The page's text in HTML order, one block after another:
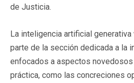
de Justicia.
La inteligencia artificial generativa
parte de la sección dedicada a la
enfocados a aspectos
práctica, como las concreciones